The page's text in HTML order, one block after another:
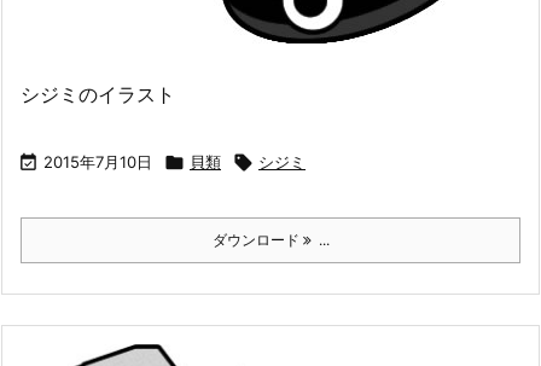
シジミのイラスト
 2015年7月10日  貝類  シジミ
ダウンロード ...